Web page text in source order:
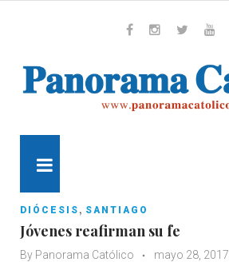
DIÓCESIS , SANTIAGO
Jóvenes reafirman su fe
By Panorama Católico mayo 28, 2017